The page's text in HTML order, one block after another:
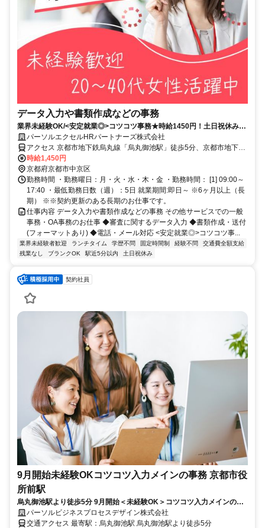
データ入力や書類作成などの事務
業界未経験OK/<安定就業◎>コツコツ事務★時給1450円！土日祝休み＠
烏丸御池
パーソルエクセルHRパートナーズ株式会社
アクセス 京都市地下鉄烏丸線「烏丸御池駅」徒歩5分、京都市地下鉄
東西線「京都市役所前駅」徒歩10分
時給1,450円
京都府京都市中京区
勤務時間 ・勤務曜日：月・火・水・木・金 ・勤務時間： [1] 09:00～
17:40 ・最低勤務日数（週）：5日 就業期間:即日～ ※6ヶ月以上（長
期） ※※契約更新のある長期のお仕事です。
仕事内容 データ入力や書類作成などの事務 その他サービスでの一般
事務・OA事務のお仕事 ◆審査に関するデータ入力 ◆書類作成・送付
(フォーマットあり) ◆電話・メール対応 <安定就業◎>コツコツ事...
業界未経験者歓迎 ランチタイム 学歴不問 固定時間制 経験不問
交通費全額支給
残業なし
ブランクOK 駅近5分以内 土日祝休み
契約社員
9月開始未経験OKコツコツ入力メインの事務 京都市役
所前駅
烏丸御池駅より徒歩5分 9月開始＜未経験OK＞コツコツ入力メインの事
務＠京都市役所前駅
パーソルビジネスプロセスデザイン株式会社
交通アクセス 最寄駅：烏丸御池駅 烏丸御池駅より徒歩5分